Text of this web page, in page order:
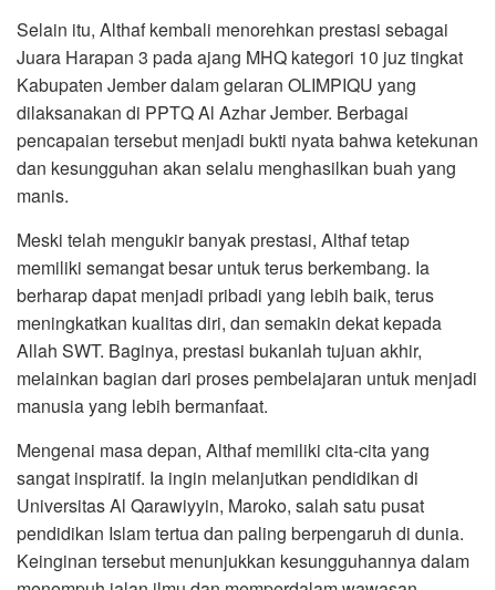
Selain itu, Althaf kembali menorehkan prestasi sebagai
Juara Harapan 3 pada ajang MHQ kategori 10 juz tingkat
Kabupaten Jember dalam gelaran OLIMPIQU yang
dilaksanakan di PPTQ Al Azhar Jember. Berbagai
pencapaian tersebut menjadi bukti nyata bahwa ketekunan
dan kesungguhan akan selalu menghasilkan buah yang
manis.
Meski telah mengukir banyak prestasi, Althaf tetap
memiliki semangat besar untuk terus berkembang. Ia
berharap dapat menjadi pribadi yang lebih baik, terus
meningkatkan kualitas diri, dan semakin dekat kepada
Allah SWT. Baginya, prestasi bukanlah tujuan akhir,
melainkan bagian dari proses pembelajaran untuk menjadi
manusia yang lebih bermanfaat.
Mengenai masa depan, Althaf memiliki cita-cita yang
sangat inspiratif. Ia ingin melanjutkan pendidikan di
Universitas Al Qarawiyyin, Maroko, salah satu pusat
pendidikan Islam tertua dan paling berpengaruh di dunia.
Keinginan tersebut menunjukkan kesungguhannya dalam